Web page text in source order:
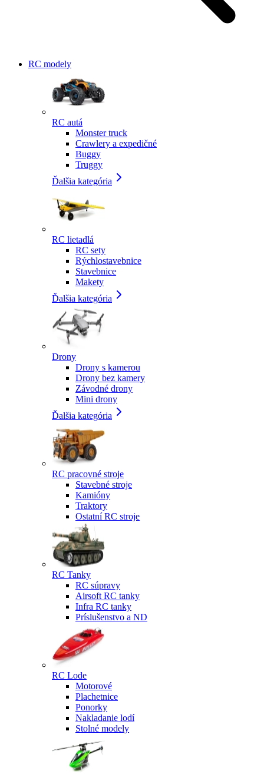
RC modely
RC autá
Monster truck
Crawlery a expedičné
Buggy
Truggy
Ďalšia kategória
RC lietadlá
RC sety
Rýchlostavebnice
Stavebnice
Makety
Ďalšia kategória
Drony
Drony s kamerou
Drony bez kamery
Závodné drony
Mini drony
Ďalšia kategória
RC pracovné stroje
Stavebné stroje
Kamióny
Traktory
Ostatní RC stroje
RC Tanky
RC súpravy
Airsoft RC tanky
Infra RC tanky
Príslušenstvo a ND
RC Lode
Motorové
Plachetnice
Ponorky
Nakladanie lodí
Stolné modely